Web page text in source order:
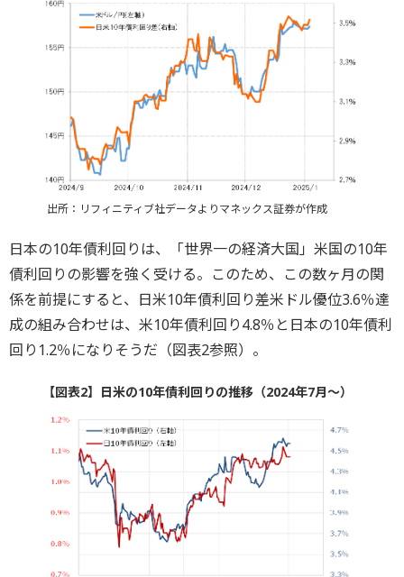
出所：リフィニティブ社データよりマネックス証券が作成
日本の10年債利回りは、「世界一の経済大国」米国の10年
債利回りの影響を強く受ける。このため、この数ヶ月の関
係を前提にすると、日米10年債利回り差米ドル優位3.6％達
成の組み合わせは、米10年債利回り4.8％と日本の10年債利
回り1.2％になりそうだ（図表2参照）。
【図表2】日米の10年債利回りの推移（2024年7月～）